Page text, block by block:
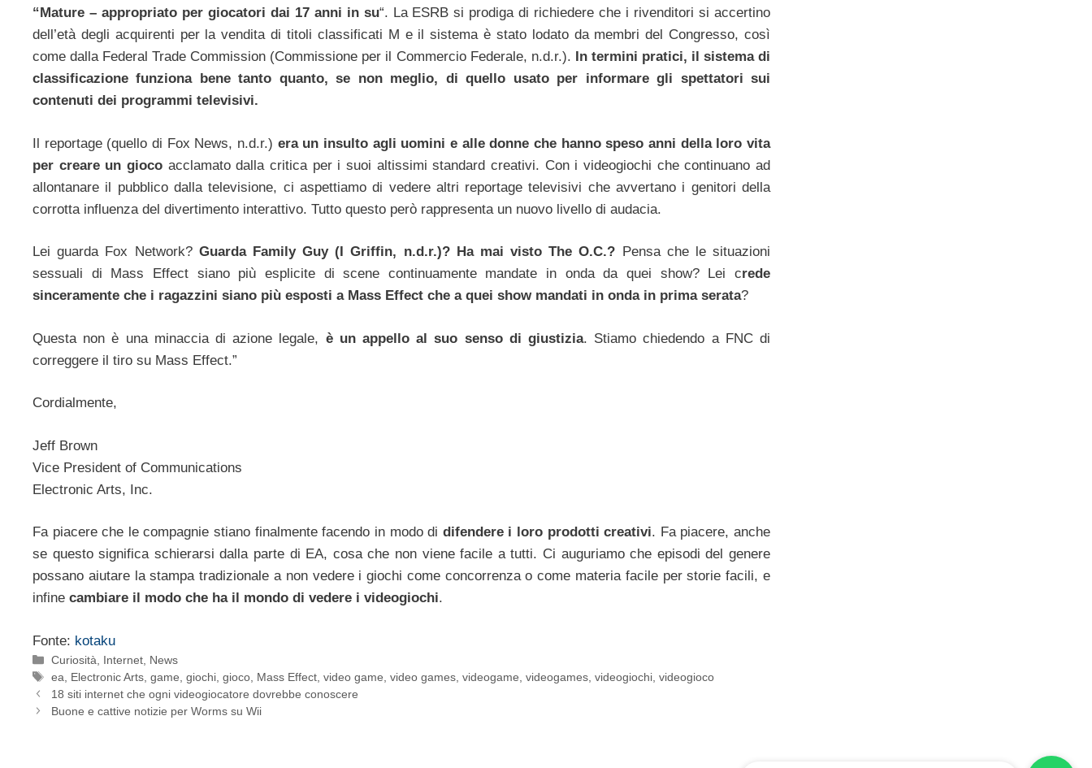
“Mature – appropriato per giocatori dai 17 anni in su“. La ESRB si prodiga di richiedere che i rivenditori si accertino
dell’età degli acquirenti per la vendita di titoli classificati M e il sistema è stato lodato da membri del Congresso, così
come dalla Federal Trade Commission (Commissione per il Commercio Federale, n.d.r.).
In termini pratici, il sistema di
classificazione funziona bene tanto quanto, se non meglio, di quello usato per informare gli spettatori sui
contenuti dei programmi televisivi.
Il reportage (quello di Fox News, n.d.r.) era un insulto agli uomini e alle donne che hanno speso anni della loro vita
per creare un gioco acclamato dalla critica per i suoi altissimi standard creativi. Con i videogiochi che continuano ad
allontanare il pubblico dalla televisione, ci aspettiamo di vedere altri reportage televisivi che avvertano i genitori della
corrotta influenza del divertimento interattivo. Tutto questo però rappresenta un nuovo livello di audacia.
Lei guarda Fox Network? Guarda Family Guy (I Griffin, n.d.r.)? Ha mai visto The O.C.? Pensa che le situazioni
sessuali di Mass Effect siano più esplicite di scene continuamente mandate in onda da quei show? Lei crede
sinceramente che i ragazzini siano più esposti a Mass Effect che a quei show mandati in onda in prima serata?
Questa non è una minaccia di azione legale, è un appello al suo senso di giustizia. Stiamo chiedendo a FNC di
correggere il tiro su Mass Effect.”
Cordialmente,
Jeff Brown
Vice President of Communications
Electronic Arts, Inc.
Fa piacere che le compagnie stiano finalmente facendo in modo di difendere i loro prodotti creativi. Fa piacere, anche
se questo significa schierarsi dalla parte di EA, cosa che non viene facile a tutti. Ci auguriamo che episodi del genere
possano aiutare la stampa tradizionale a non vedere i giochi come concorrenza o come materia facile per storie facili, e
infine cambiare il modo che ha il mondo di vedere i videogiochi.
Fonte: kotaku
Categorie
Curiosità Internet News
Tag
ea Electronic Arts ,game ,giochi ,gioco Mass Effect ,video game ,video games ,videogame ,videogames ,videogiochi ,videogioco
18 siti internet che ogni videogiocatore dovrebbe conoscere
Buone e cattive notizie per Worms su Wii